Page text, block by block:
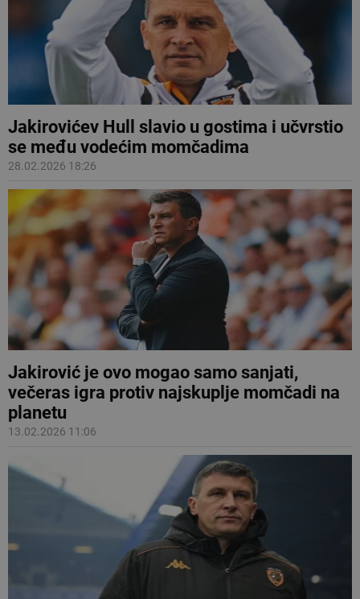
Jakirovićev Hull slavio u gostima i učvrstio
se među vodećim momčadima
28.02.2026 18:26
Jakirović je ovo mogao samo sanjati,
večeras igra protiv najskuplje momčadi na
planetu
13.02.2026 11:06